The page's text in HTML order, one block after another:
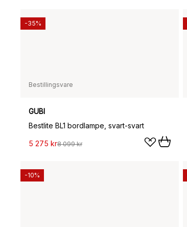
Bestillingsvare
GUBI
Bestlite BL1 bordlampe, svart-svart
5 275 kr8 099 kr
-35%
-10%